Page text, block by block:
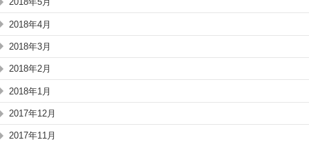
2018年4月
2018年3月
2018年2月
2018年1月
2017年12月
2017年11月